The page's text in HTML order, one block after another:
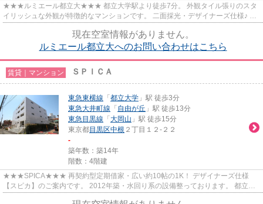
★★★ルミエール都立大★★★ 都立大学駅より徒歩7分。 外観タイル張りのスタ
イリッシュな外観が特徴的なマンションです。 二面採光・デザイナーズ仕様♪ セ
現在空室情報がありません。
ルミエール都立大へのお問い合わせはこちら
賃貸｜マンション ＳＰＩＣＡ
東急東横線 「 都立大学 」駅 徒歩3分
東急大井町線 「 自由が丘 」駅 徒歩13分
東急目黒線 「 大岡山 」駅 徒歩15分
東京都目黒区中根 ２丁目１２-２２
-
築年数：築14年
階数：4階建
★★★SPICA★★★ 再契約型定期借家・広い約10帖の1K！ デザイナーズ仕様
【スピカ】のご案内です。 2012年築・水回り系の設備整っております。 都立大